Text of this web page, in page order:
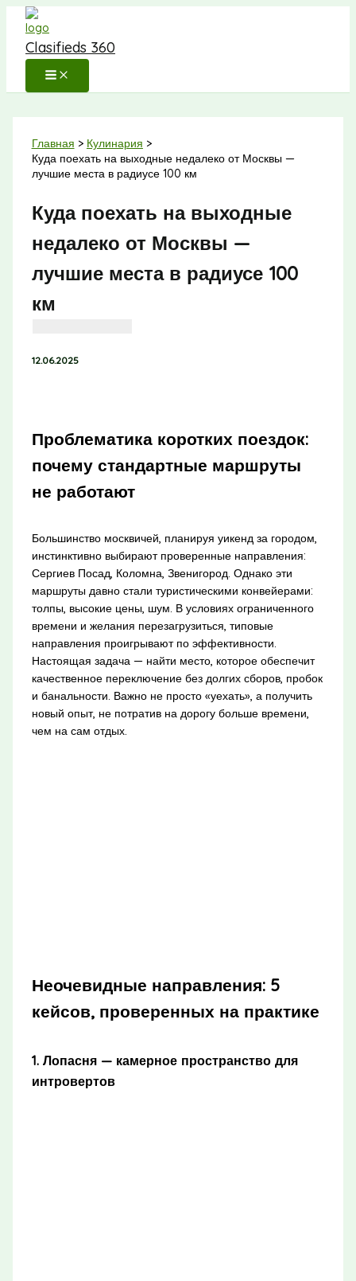
Перейти
содержимому
Clasifieds 360
Главная
Кулинария
Куда поехать на выходные недалеко от Москвы —
лучшие места в радиусе 100 км
Куда поехать на выходные
недалеко от Москвы —
лучшие места в радиусе 100
км
12.06.2025
Проблематика коротких поездок:
почему стандартные маршруты
не работают
Большинство москвичей, планируя уикенд за городом,
инстинктивно выбирают проверенные направления:
Сергиев Посад, Коломна, Звенигород. Однако эти
маршруты давно стали туристическими конвейерами:
толпы, высокие цены, шум. В условиях ограниченного
времени и желания перезагрузиться, типовые
направления проигрывают по эффективности.
Настоящая задача — найти место, которое обеспечит
качественное переключение без долгих сборов, пробок
и банальности. Важно не просто «уехать», а получить
новый опыт, не потратив на дорогу больше времени,
чем на сам отдых.
Неочевидные направления: 5
кейсов, проверенных на практике
1. Лопасня — камерное пространство для
интровертов